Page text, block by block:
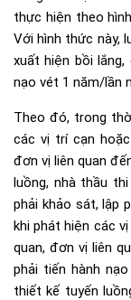
thực hiện theo
Với hình thức này,
xuất hiện bồi
nạo vét 1 năm/lần
Theo đó, trong
các vị trí cạn
đơn vị liên quan
luồng, nhà thầu
phải khảo sát, lập
khi phát hiện các
quan, đơn vị liên
phải tiến hành
thiết kế tuyến